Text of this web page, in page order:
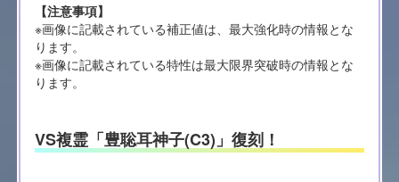
【注意事項】
※画像に記載されている補正値は、最大強化時の情報とな
ります。
※画像に記載されている特性は最大限界突破時の情報とな
ります。
VS複霊「豊聡耳神子(C3)」復刻！